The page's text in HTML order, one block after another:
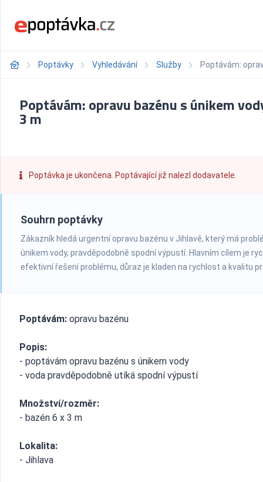
Poptávky Vyhledávání Služby Poptávám:
Poptávám: opravu bazénu s únikem
3 m
Poptávka je ukončena. Poptávající již nalezl dodavatele.
Souhrn poptávky
Zákazník hledá urgentní opravu bazénu v Jihlavě, který má
únikem vody, pravděpodobně spodní výpustí. Hlavním cílem je
efektivní řešení problému, důraz je kladen na rychlost a kvalitu
Poptávám: opravu bazénu
Popis:
- poptávám opravu bazénu s únikem vody
- voda pravděpodobně utíká spodní výpustí
Množství/rozměr:
- bazén 6 x 3 m
Lokalita:
- Jihlava